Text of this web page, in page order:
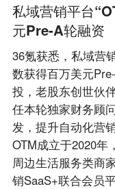
私域营销平台
元Pre-A轮融资
36氪获悉，私域营
数获得百万美元
投，老股东创世伙
任本轮独家财务顾
发，提升自动化营
OTM成立于2020年
周边生活服务类商
销SaaS+联合会员平